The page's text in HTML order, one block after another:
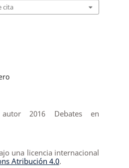
cita
2016 Debates en
una licencia internacional
Atribución 4.0.